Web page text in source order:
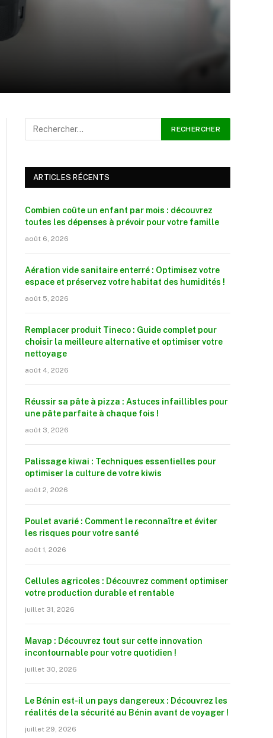
ARTICLES RÉCENTS
Combien coûte un enfant par mois : découvrez
toutes les dépenses à prévoir pour votre famille
août 6, 2026
Aération vide sanitaire enterré : Optimisez votre
espace et préservez votre habitat des humidités !
août 5, 2026
Remplacer produit Tineco : Guide complet pour
choisir la meilleure alternative et optimiser votre
nettoyage
août 4, 2026
Réussir sa pâte à pizza : Astuces infaillibles pour
une pâte parfaite à chaque fois !
août 3, 2026
Palissage kiwai : Techniques essentielles pour
optimiser la culture de votre kiwis
août 2, 2026
Poulet avarié : Comment le reconnaître et éviter
les risques pour votre santé
août 1, 2026
Cellules agricoles : Découvrez comment optimiser
votre production durable et rentable
juillet 31, 2026
Mavap : Découvrez tout sur cette innovation
incontournable pour votre quotidien !
juillet 30, 2026
Le Bénin est-il un pays dangereux : Découvrez les
réalités de la sécurité au Bénin avant de voyager !
juillet 29, 2026